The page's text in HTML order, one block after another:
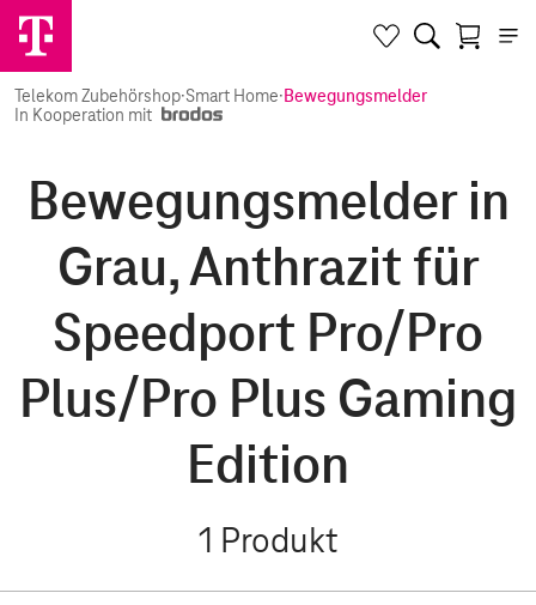
Telekom Zubehörshop·Smart Home·Bewegungsmelder
In Kooperation mit
Bewegungsmelder in
Grau, Anthrazit für
Speedport Pro/Pro
Plus/Pro Plus Gaming
Edition
1 Produkt